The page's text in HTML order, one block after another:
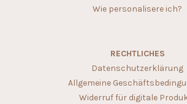
Wie personalisere ich?
RECHTLICHES
Datenschutzerklärung
Allgemeine
Widerruf für digitale